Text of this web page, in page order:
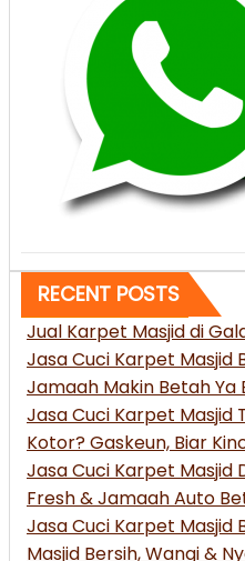
RECENT POSTS
Jual Karpet Masjid di
Jasa Cuci Karpet Masjid
Jamaah Makin Betah Ya
Jasa Cuci Karpet Masjid
Kotor? Gaskeun, Biar
Jasa Cuci Karpet Masjid
Fresh & Jamaah Auto
Jasa Cuci Karpet Masjid
Masjid Bersih, Wangi &